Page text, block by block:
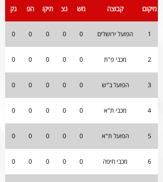
נק הפ תיקו נצ מש קבוצה מיקום
0 0 0 0 0 הפועל ירושלים 1
0 0 0 0 0 מכבי פ"ת 2
0 0 0 0 0 הפועל ב"ש 3
0 0 0 0 0 מכבי ת"א 4
0 0 0 0 0 הפועל ת"א 5
0 0 0 0 0 מכבי חיפה 6